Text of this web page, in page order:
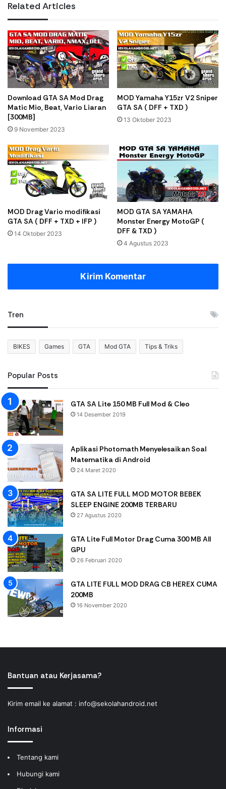
Related Articles
Download GTA SA Mod Drag
Matic Mio, Beat, Vario Liaran
[300MB]
9 November 2023
MOD Yamaha Y15zr V2 Sniper
GTA SA ( DFF + TXD )
13 Oktober 2023
MOD Drag Vario modifikasi
GTA SA ( DFF + TXD + IFP )
14 Oktober 2023
MOD GTA SA YAMAHA
Monster Energy MotoGP (
DFF & TXD )
4 Agustus 2023
Kirim Komentar
Tren
BIKES Games GTA Mod GTA Tips & Triks
Popular Posts
GTA SA Lite 150 MB Full Mod & Cleo
14 Desember 2019
Aplikasi Photomath Menyelesaikan Soal
Matematika di Android
24 Maret 2020
GTA SA LITE FULL MOD MOTOR BEBEK
SLEEP ENGINE 200MB TERBARU
27 Agustus 2020
GTA Lite Full Motor Drag Cuma 300 MB All
GPU
26 Februari 2020
GTA LITE FULL MOD DRAG CB HEREX CUMA
200MB
16 November 2020
Bantuan atau Kerjasama?
Kirim email ke alamat : info@sekolahandroid.net
Informasi
Tentang kami
Hubungi kami